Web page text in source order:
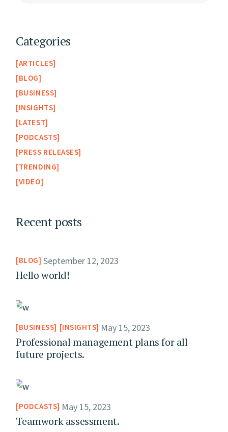
Categories
ARTICLES
BLOG
BUSINESS
INSIGHTS
LATEST
PODCASTS
PRESS RELEASES
TRENDING
VIDEO
Recent posts
BLOG September 12, 2023
Hello world!
BUSINESS INSIGHTS May 15, 2023
Professional management plans for all
future projects.
PODCASTS May 15, 2023
Teamwork assessment.